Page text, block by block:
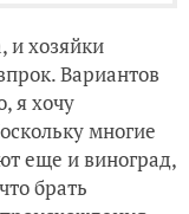
и хозяйки
Вариантов
я хочу
многие
еще и виноград,
брать